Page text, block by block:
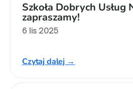
Szkoła Dobrych Usług
zapraszamy!
6 lis 2025
Czytaj dalej →